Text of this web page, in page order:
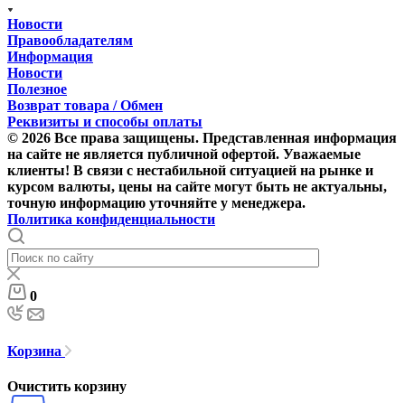
Новости
Правообладателям
Информация
Новости
Полезное
Возврат товара / Обмен
Реквизиты и способы оплаты
© 2026 Все права защищены. Представленная информация
на сайте не является публичной офертой. Уважаемые
клиенты! В связи с нестабильной ситуацией на рынке и
курсом валюты, цены на сайте могут быть не актуальны,
точную информацию уточняйте у менеджера.
Политика конфиденциальности
0
Корзина
Очистить корзину